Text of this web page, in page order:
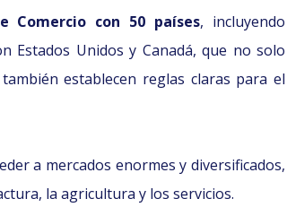
Comercio con 50 países, incluyendo
Estados Unidos y Canadá, que no solo
establecen reglas claras para el
a mercados enormes y diversificados,
la agricultura y los servicios.